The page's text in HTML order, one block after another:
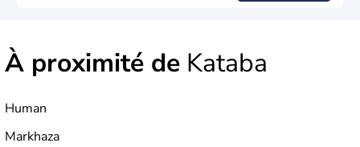
À proximité de Kataba
Human
Markhaza